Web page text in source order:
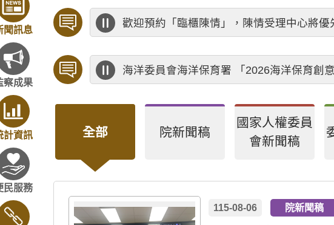
聞訊息
察成果
計資訊
民服務
歡迎預約「臨櫃陳情」，陳情受理中心將
海洋委員會海洋保育署 「2026海洋保育創
全部 院新聞稿
國家人權委員
會新聞稿
115-08-06 院新聞稿